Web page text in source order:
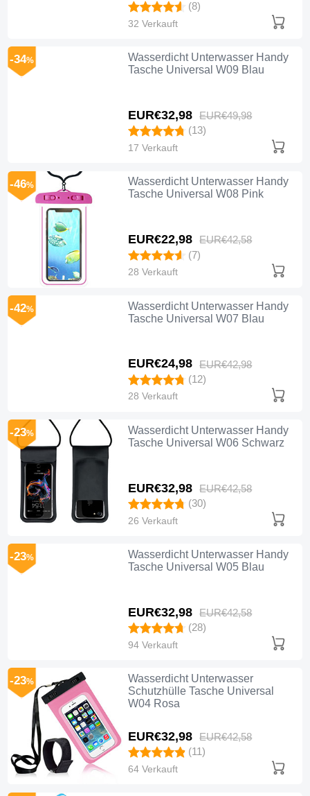
(8)
32 Verkauft
Wasserdicht Unterwasser Handy
Tasche Universal W09 Blau
EUR€32,98 EUR€49,98
-34%
(13)
17 Verkauft
Wasserdicht Unterwasser Handy
Tasche Universal W08 Pink
EUR€22,98 EUR€42,58
-46%
(7)
28 Verkauft
Wasserdicht Unterwasser Handy
Tasche Universal W07 Blau
EUR€24,98 EUR€42,98
-42%
(12)
28 Verkauft
Wasserdicht Unterwasser Handy
Tasche Universal W06 Schwarz
EUR€32,98 EUR€42,58
-23%
(30)
26 Verkauft
Wasserdicht Unterwasser Handy
Tasche Universal W05 Blau
EUR€32,98 EUR€42,58
-23%
(28)
94 Verkauft
Wasserdicht Unterwasser
Schutzhülle Tasche Universal
W04 Rosa
EUR€32,98 EUR€42,58
-23%
(11)
64 Verkauft